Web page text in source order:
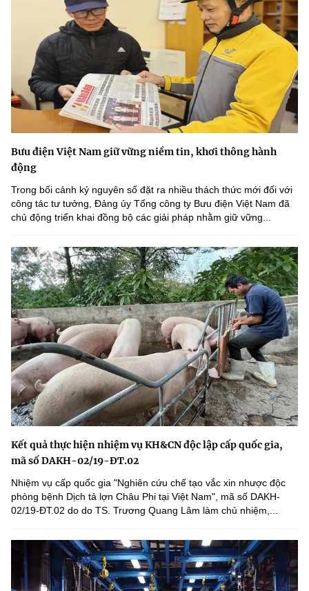
Bưu điện Việt Nam giữ vững niềm tin, khơi thông hành
động
Trong bối cảnh kỷ nguyên số đặt ra nhiều thách thức mới đối với
công tác tư tưởng, Đảng ủy Tổng công ty Bưu điện Việt Nam đã
chủ động triển khai đồng bộ các giải pháp nhằm giữ vững...
Kết quả thực hiện nhiệm vụ KH&CN độc lập cấp quốc gia,
mã số DAKH-02/19-ĐT.02
Nhiệm vụ cấp quốc gia "Nghiên cứu chế tạo vắc xin nhược độc
phòng bệnh Dịch tả lợn Châu Phi tại Việt Nam", mã số DAKH-
02/19-ĐT.02 do do TS. Trương Quang Lâm làm chủ nhiệm,...